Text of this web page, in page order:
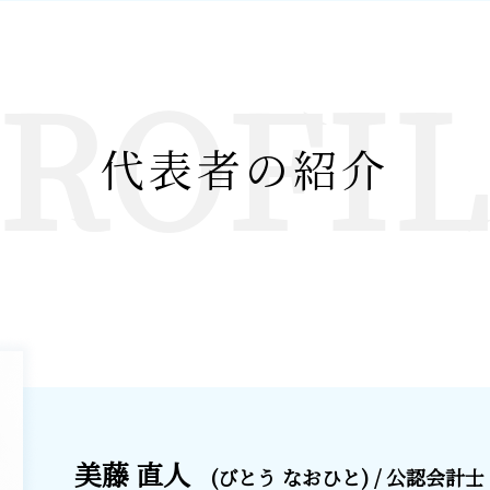
代表者の紹介
美藤 直人 (びとう なおひと) / 公認会計